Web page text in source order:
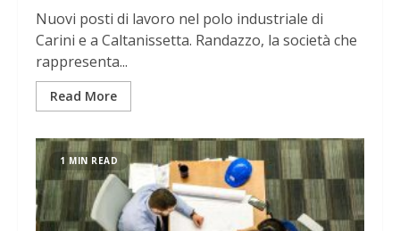
Nuovi posti di lavoro nel polo industriale di
Carini e a Caltanissetta. Randazzo, la società che
rappresenta...
Read More
1 MIN READ